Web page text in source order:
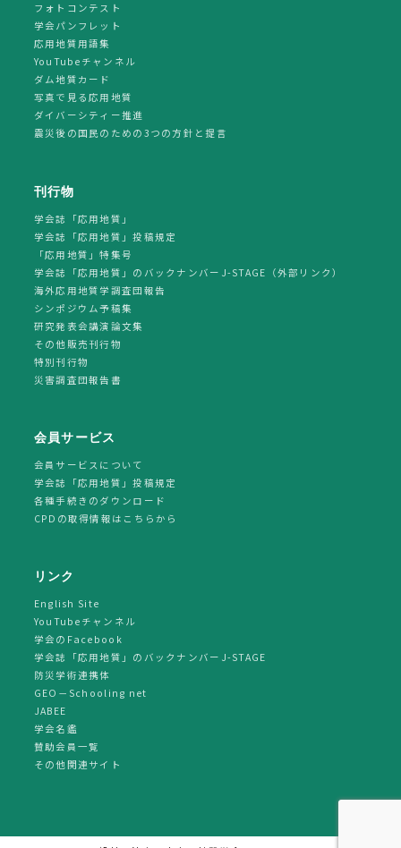
フォトコンテスト
学会パンフレット
応用地質用語集
YouTubeチャンネル
ダム地質カード
写真で見る応用地質
ダイバーシティー推進
震災後の国民のための3つの方針と提言
刊行物
学会誌「応用地質」
学会誌「応用地質」投稿規定
「応用地質」特集号
学会誌「応用地質」のバックナンバーJ-STAGE（外部リンク）
海外応用地質学調査団報告
シンポジウム予稿集
研究発表会講演論文集
その他販売刊行物
特別刊行物
災害調査団報告書
会員サービス
会員サービスについて
学会誌「応用地質」投稿規定
各種手続きのダウンロード
CPDの取得情報はこちらから
リンク
English Site
YouTubeチャンネル
学会のFacebook
学会誌「応用地質」のバックナンバーJ-STAGE
防災学術連携体
GEO－Schooling net
JABEE
学会名鑑
賛助会員一覧
その他関連サイト